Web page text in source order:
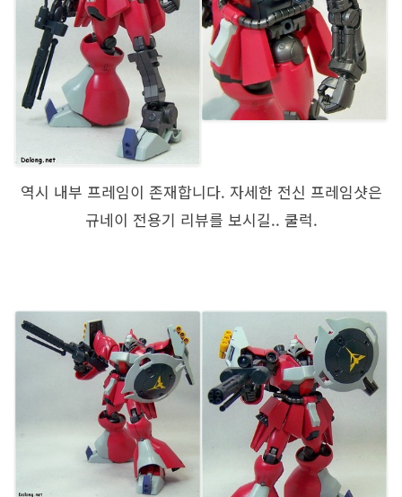
역시 내부 프레임이 존재합니다. 자세한 전신 프레임샷은
규네이 전용기 리뷰를 보시길.. 쿨럭.